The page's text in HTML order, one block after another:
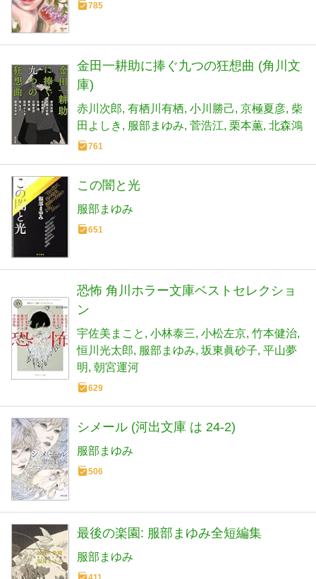
785
金田一耕助に捧ぐ九つの狂想曲 (角川文
庫)
赤川次郎 有栖川有栖 小川勝己 京極夏彦 柴
田よしき
服部まゆみ 菅浩江 栗本薫 北森鴻
761
この闇と光
服部まゆみ
651
恐怖 角川ホラー文庫ベストセレクショ
ン
宇佐美まこと 小林泰三 小松左京 竹本健治
恒川光太郎
服部まゆみ 坂東眞砂子 平山夢
明 朝宮運河
629
シメール (河出文庫 は 24-2)
服部まゆみ
506
最後の楽園: 服部まゆみ全短編集
服部まゆみ